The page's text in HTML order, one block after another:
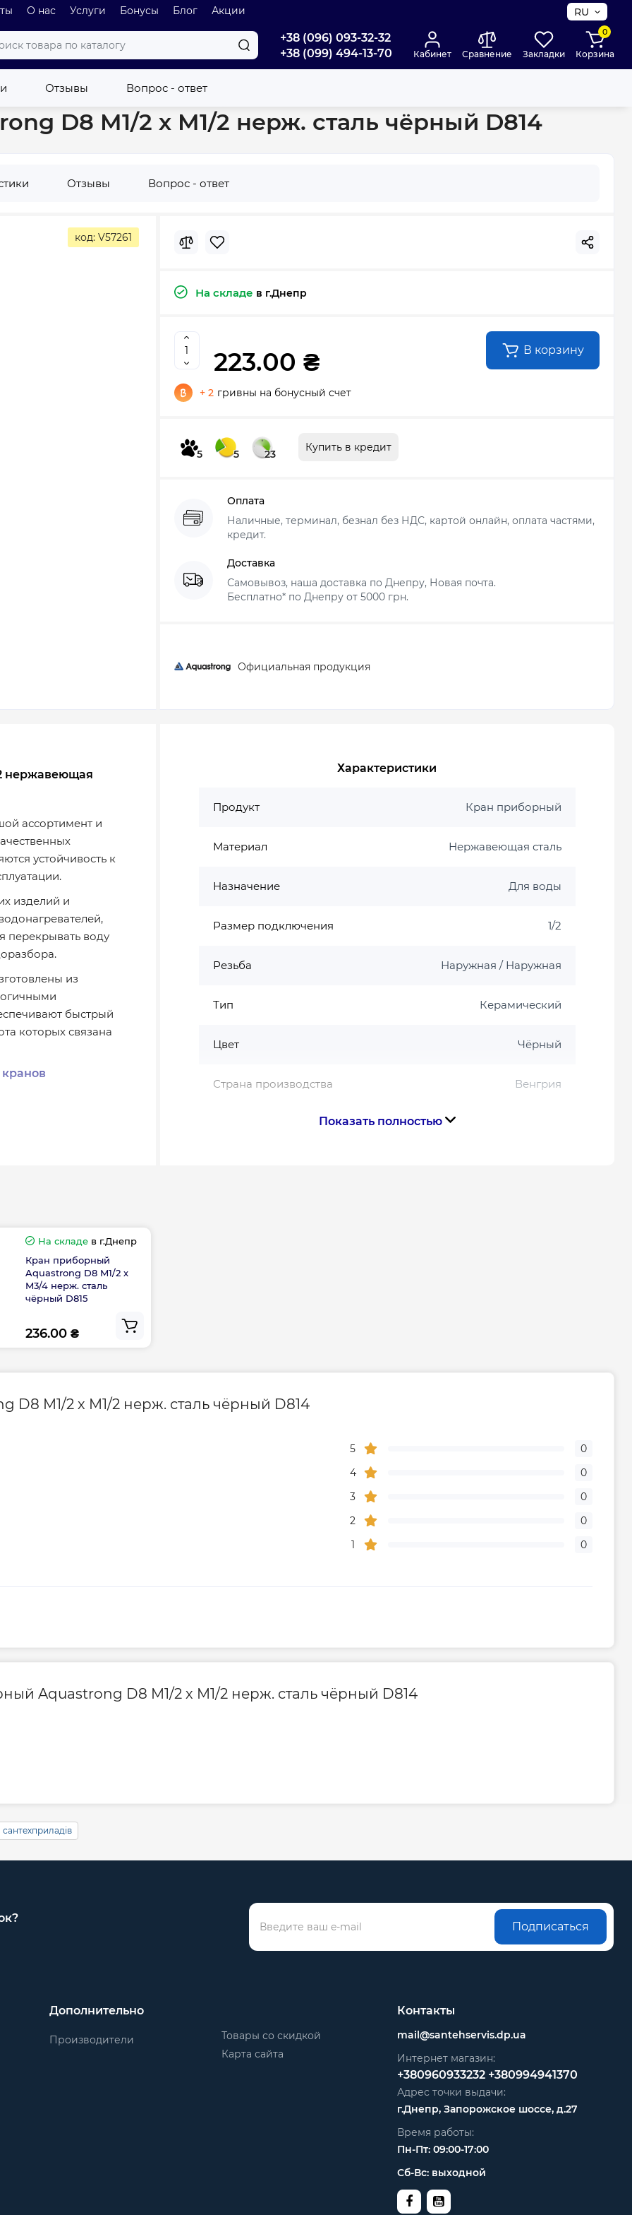
О нас Услуги Бонусы Блог Акции RU
+38 (096) 093-32-32
+38 (099) 494-13-70
Кабинет Сравнение Закладки
0
Корзина
Отзывы Вопрос - ответ
Кран приборный Aquastrong D8 M1/2 х M1/2 нерж. сталь чёрный D814
D8 M1/2 х M1/2 нерж. сталь чёрный D814
Отзывы Вопрос - ответ
код: V57261
На складе в г.Днепр
223.00 ₴ В корзину
+ 2 гривны на бонусный счет
5 5 23
Купить в кредит
Оплата
Наличные, терминал, безнал без НДС, картой онлайн, оплата частями,
кредит.
Доставка
Самовывоз, наша доставка по Днепру, Новая почта.
Бесплатно* по Днепру от 5000 грн.
Официальная продукция
нержавеющая
ассортимент и
устойчивость к
изделий и
перекрывать воду
из
быстрый
которых связана
к нему бытовой
нержавеющей
120°C).
машин,
машин,
наружная
наружная
Характеристики
Продукт Кран приборный
Материал Нержавеющая сталь
Назначение Для воды
Размер подключения 1/2
Резьба Наружная / Наружная
Тип Керамический
Цвет Чёрный
Страна производства Венгрия
Показать полностью
На складев г.Днепр
Кран приборный
Aquastrong D8 M1/2 х
M3/4 нерж. сталь
чёрный D815
236.00 ₴
M1/2 х M1/2 нерж. сталь чёрный D814
5
0
4
0
3
0
2
0
1
0
Aquastrong D8 M1/2 х M1/2 нерж. сталь чёрный D814
сантехприладів
Подписаться
Дополнительно
Производители
Товары со скидкой
Карта сайта
Контакты
mail@santehservis.dp.ua
Интернет магазин:
+380960933232 +380994941370
Адрес точки выдачи:
г.Днепр, Запорожское шоссе, д.27
Время работы:
Пн-Пт: 09:00-17:00
Сб-Вс: выходной